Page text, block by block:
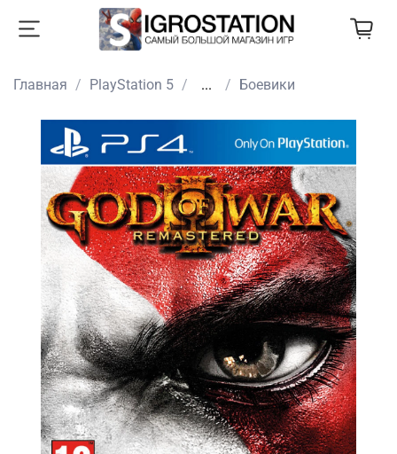
Главная PlayStation 5 ... Боевики